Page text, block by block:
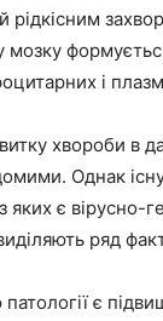
рідкісним
мозку
і
хвороби в
Однак
яких є вірусно-
ряд
є